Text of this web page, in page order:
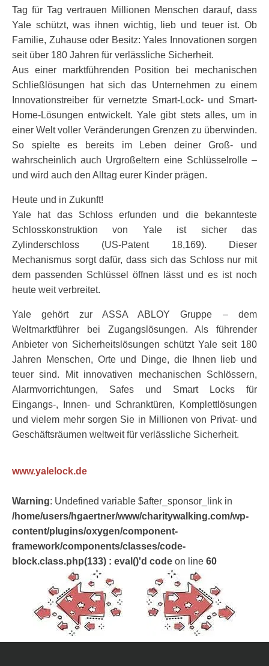
Tag für Tag vertrauen Millionen Menschen darauf, dass
Yale schützt, was ihnen wichtig, lieb und teuer ist. Ob
Familie, Zuhause oder Besitz: Yales Innovationen sorgen
seit über 180 Jahren für verlässliche Sicherheit.
Aus einer marktführenden Position bei mechanischen
Schließlösungen hat sich das Unternehmen zu einem
Innovationstreiber für vernetzte Smart-Lock- und Smart-
Home-Lösungen entwickelt. Yale gibt stets alles, um in
einer Welt voller Veränderungen Grenzen zu überwinden.
So spielte es bereits im Leben deiner Groß- und
wahrscheinlich auch Urgroßeltern eine Schlüsselrolle –
und wird auch den Alltag eurer Kinder prägen.
Heute und in Zukunft!
Yale hat das Schloss erfunden und die bekannteste
Schlosskonstruktion von Yale ist sicher das
Zylinderschloss (US-Patent 18,169). Dieser
Mechanismus sorgt dafür, dass sich das Schloss nur mit
dem passenden Schlüssel öffnen lässt und es ist noch
heute weit verbreitet.
Yale gehört zur ASSA ABLOY Gruppe – dem
Weltmarktführer bei Zugangslösungen. Als führender
Anbieter von Sicherheitslösungen schützt Yale seit 180
Jahren Menschen, Orte und Dinge, die Ihnen lieb und
teuer sind. Mit innovativen mechanischen Schlössern,
Alarmvorrichtungen, Safes und Smart Locks für
Eingangs-, Innen- und Schranktüren, Komplettlösungen
und vielem mehr sorgen Sie in Millionen von Privat- und
Geschäftsräumen weltweit für verlässliche Sicherheit.
www.yalelock.de
Warning: Undefined variable $after_sponsor_link in
/home/users/hgaertner/www/charitywalking.com/wp-
content/plugins/oxygen/component-
framework/components/classes/code-
block.class.php(133) : eval()'d code on line 60